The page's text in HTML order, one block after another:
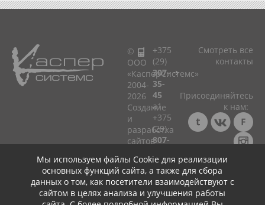
Мы используем файлы Cookie для реализации
основных функций сайта, а также для сбора
данных о том, как посетители взаимодействуют с
сайтом в целях анализа и улучшения работы
+375
(29)
307-
35-
45
a1
+375
(29)
807-
75
мтс
+375
(25)
Смотреть все
контакты
Присоединяйтесь
к нам:
Консультация ☎
+375 (29) 307-35-45
+
+
©
ООО
«КасперСистемс»
2004-
2026
Cоздание
и
разработка
сайтов
Минске!
Политика
в
отношении